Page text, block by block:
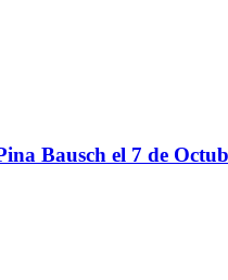
Bausch el 7 de